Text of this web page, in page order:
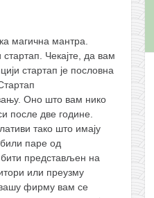
магична мантра.
Чекајте, да вам
стартап је пословна
Оно што вам нико
после две године.
тако што имају
паре од
представљен на
или преузму
вашу фирму вам се